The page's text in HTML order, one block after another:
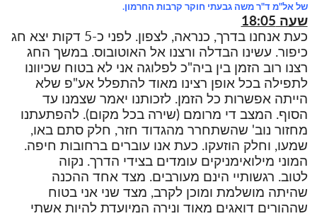
של אל"מ ד"ר משה גבעתי חוקר קרבות החרמון.
שעה 18:05
כעת אנחנו בדרך, כנראה, לצפון. לפני כ-5 דקות יצא חג
כיפור. עשינו הבדלה ורצנו אל האוטובוס. במשך החג
רצנו רוב הזמן בין ביה"כ לפלוגה אני לא בטוח שכיוונו
לתפילה בכל אופן רצינו מאוד להתפלל אע"פ שלא
הייתה אפשרות כל הזמן. לזכותנו יאמר שצמנו עד
הסוף. המצב די מרומם (שירה בכל מקום). להפתעתנו
מחזור נוב' שהשתחרר מהגדוד חזר, חלק סתם באו,
שמעו, וחלק הוזעקו. כעת אנו עוברים ברחובות חיפה.
המוני מילואימניקים עומדים בצידי הדרך. נקוה
לטוב. רגשותיי הינם מעורבים. מצד אחד ההכנה
שהיתה מושלמת ומוכן לקרב, מצד שני אני בטוח
שההורים דואגים מאוד ונירה המיועדת להיות אשתי